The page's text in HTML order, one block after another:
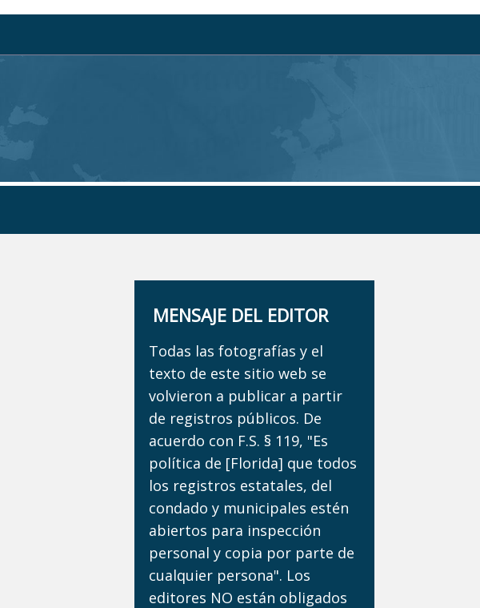
MENSAJE DEL EDITOR
Todas las fotografías y el
texto de este sitio web se
volvieron a publicar a partir
de registros públicos. De
acuerdo con F.S. § 119, "Es
política de [Florida] que todos
los registros estatales, del
condado y municipales estén
abiertos para inspección
personal y copia por parte de
cualquier persona". Los
editores NO están obligados